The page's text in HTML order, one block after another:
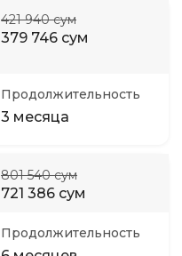
421 940 сум
379 746 сум
Продолжительность
3 месяца
801 540 сум
721 386 сум
Продолжительность